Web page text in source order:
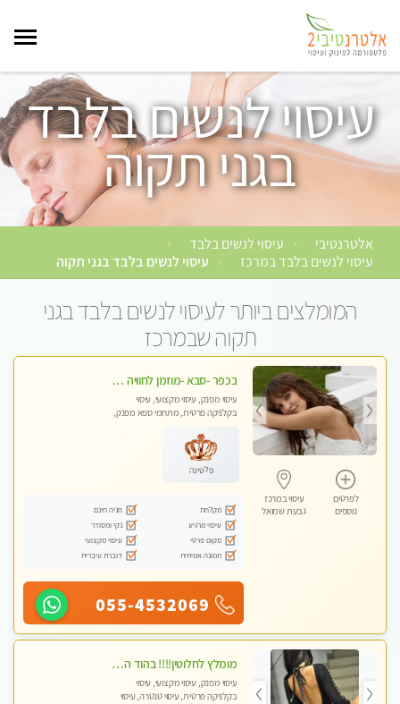
עיסוי לנשים בלבד
בגני תקוה
אלטרנטיבי › עיסוי לנשים בלבד ›
עיסוי לנשים בלבד במרכז › עיסוי לנשים בלבד בגני תקוה
המומלצים ביותר לעיסוי לנשים בלבד בגני
תקוה שבמרכז
לפרטים
נוספים
עיסוי במרכז
גבעת שמואל
בכפר -סבא -מוזמן לחוויה בלתי נשכחת!!!עיסוי מפנק ביותר מומלץ לחלוטין!!!
עיסוי מפנק, עיסוי מקצועי, עיסוי
בקלניקה פרטית, מתחמי ספא מפנק,
לנשים בלבד
פלטינה
מקלחת
חניה חינם
עיסוי מרגיע
נקי ומסודר
מקום פרטי
עיסוי מקצועי
תמונה אמיתית
דוברת עיברית
055-4532069
מומלץ לחלוטין!!!! בהוד השרון מעסה מקצועית לעיסוי ברמה גבוהה VIP תתקשר .....
עיסוי מפנק, עיסוי מקצועי, עיסוי
בקלניקה פרטית, עיסוי טנטרה, עיסוי